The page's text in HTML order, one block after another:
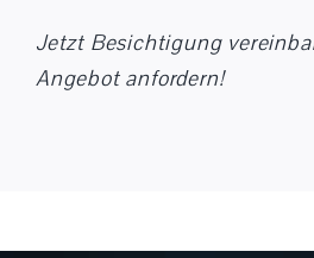
Jetzt Besichtigung
Angebot anfordern!